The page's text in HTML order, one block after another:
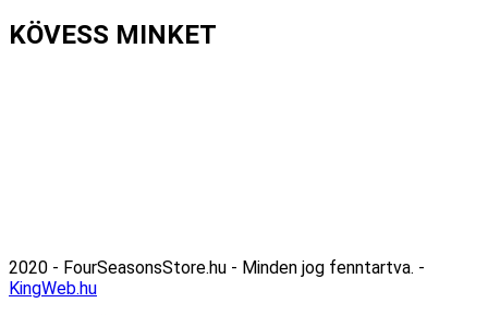
KÖVESS MINKET
2020 - FourSeasonsStore.hu - Minden jog fenntartva. -
KingWeb.hu